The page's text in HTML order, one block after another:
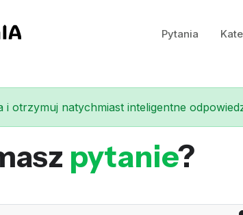
Pytania
i otrzymuj natychmiast inteligentne
pytanie?